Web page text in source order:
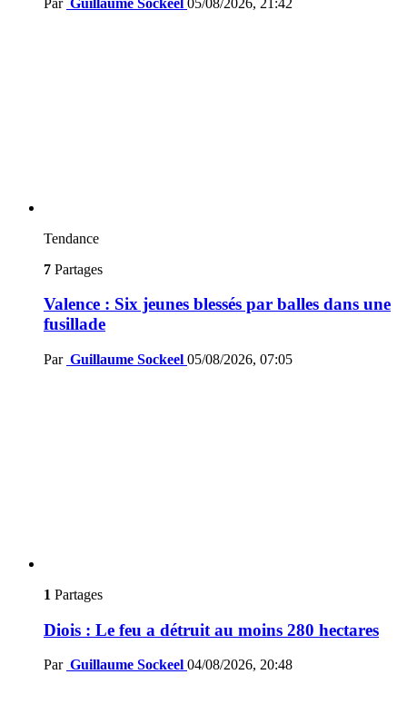
Tendance
7 Partages
Valence : Six jeunes blessés par balles dans une
fusillade
Par Guillaume Sockeel 05/08/2026, 07:05
1 Partages
Diois : Le feu a détruit au moins 280 hectares
Par Guillaume Sockeel 04/08/2026, 20:48